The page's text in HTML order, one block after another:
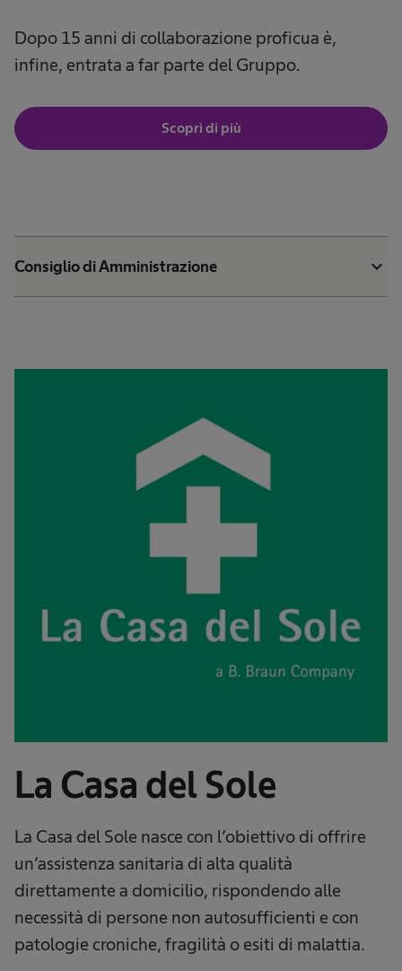
Dopo 15 anni di collaborazione proficua è,
infine, entrata a far parte del Gruppo.
Scopri di più
Consiglio di Amministrazione expand_more
La Casa del Sole
La Casa del Sole nasce con l’obiettivo di offrire
un’assistenza sanitaria di alta qualità
direttamente a domicilio, rispondendo alle
necessità di persone non autosufficienti e con
patologie croniche, fragilità o esiti di malattia.